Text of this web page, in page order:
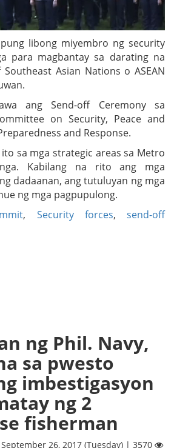
libong miyembro ng security
para magbantay sa darating na
Asian Nations o ASEAN
ang Send-off Ceremony sa
on Security, Peace and
and Response.
sa mga strategic areas sa Metro
Kabilang na rito ang mga
dadaanan, ang tutuluyan ng mga
ng mga pagpupulong.
, Security forces,send-off
ng Phil. Navy,
sa pwesto
imbestigasyon
ng 2
fisherman
26, 2017 (Tuesday) | 3570